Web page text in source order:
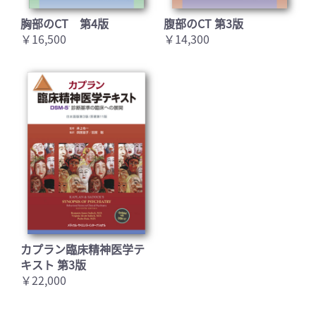
胸部のCT 第4版
￥16,500
腹部のCT 第3版
￥14,300
カプラン臨床精神医学テ
キスト 第3版
￥22,000